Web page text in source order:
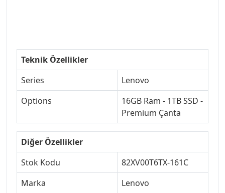
Teknik Özellikler
Series
Lenovo
Options
16GB Ram - 1TB SSD -
Premium Çanta
Diğer Özellikler
Stok Kodu
82XV00T6TX-161C
Marka
Lenovo